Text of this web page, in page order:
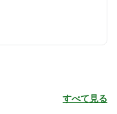
すべて見る